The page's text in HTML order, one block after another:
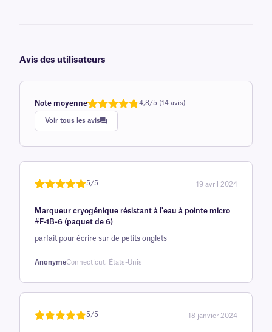
Avis des utilisateurs
Note moyenne
Noté
sur 5 sur
la base d'
une
évaluation
4,8/5 (14 avis)
Voir tous les avis
5 sur la
base d'
évaluation
client
5/5 19 avril 2024
Marqueur cryogénique résistant à l'eau à pointe micro
#F-1B-6 (paquet de 6)
parfait pour écrire sur de petits onglets
AnonymeConnecticut, États-Unis
5/5 18 janvier 2024